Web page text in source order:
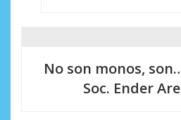
No son monos,
Soc. Ender